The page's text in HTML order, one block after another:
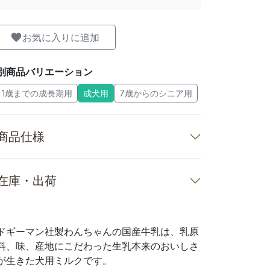
お気に入りに追加
商品バリエーション
1歳までの成長期用 成犬用 7歳からのシニア用
品仕様
庫・出荷
ドギーマン社製わんちゃんの国産牛乳は、乳原
、味、産地にこだわった生乳本来のおいしさ
生きた犬用ミルクです。